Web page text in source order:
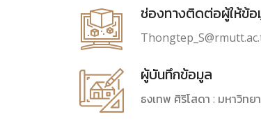
ช่องทางติดต่อผู้ให้ข้
ผู้บันทึกข้อมูล
ธงเทพ ศิริโสดา : มหาวิท